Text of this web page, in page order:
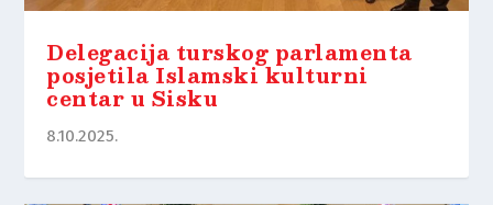
Delegacija turskog parlamenta
posjetila Islamski kulturni
centar u Sisku
8.10.2025.